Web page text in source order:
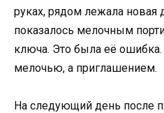
руках, рядом лежала новая
показалось мелочным
ключа. Это была её
мелочью, а приглашением.
На следующий день после